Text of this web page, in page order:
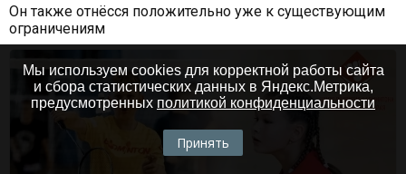
Он также отнёсся положительно уже к существующим
ограничениям
Мы используем cookies для корректной работы сайта
и сбора статистических данных в Яндекс.Метрика,
предусмотренных политикой конфиденциальности
Принять